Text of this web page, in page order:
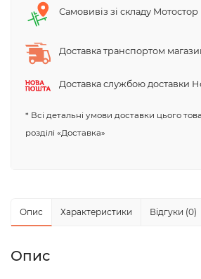
Самовивіз зі складу Мотостор
Доставка транспортом
Доставка службою доставки
* Всі детальні умови доставки цього
розділі «Доставка»
Опис Характеристики Відгуки (0)
Опис